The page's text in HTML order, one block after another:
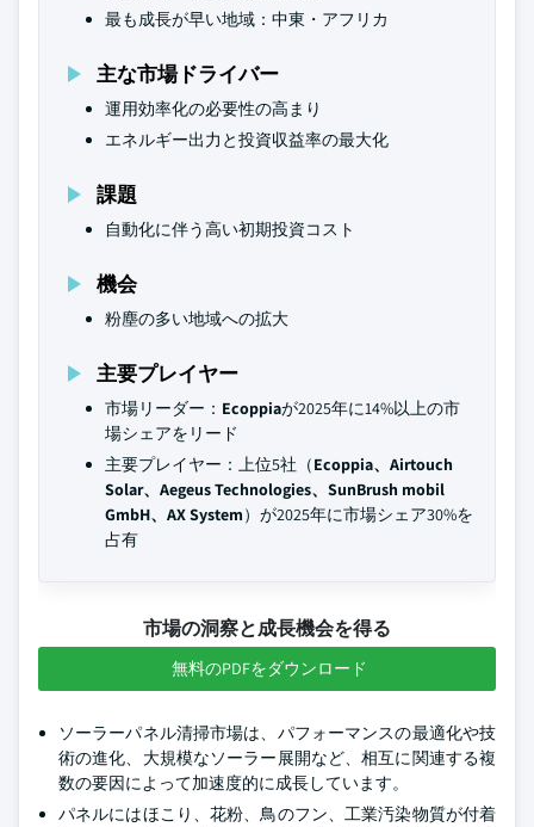
最も成長が早い地域：中東・アフリカ
主な市場ドライバー
運用効率化の必要性の高まり
エネルギー出力と投資収益率の最大化
課題
自動化に伴う高い初期投資コスト
機会
粉塵の多い地域への拡大
主要プレイヤー
市場リーダー： Ecoppiaが2025年に14%以上の市
場シェアをリード
主要プレイヤー：上位5社（Ecoppia、Airtouch
Solar、Aegeus Technologies、SunBrush mobil
GmbH、AX System）が2025年に市場シェア30%を
占有
市場の洞察と成長機会を得る
無料のPDFをダウンロード
ソーラーパネル清掃市場は、パフォーマンスの最適化や技
術の進化、大規模なソーラー展開など、相互に関連する複
数の要因によって加速度的に成長しています。
パネルにはほこり、花粉、鳥のフン、工業汚染物質が付着